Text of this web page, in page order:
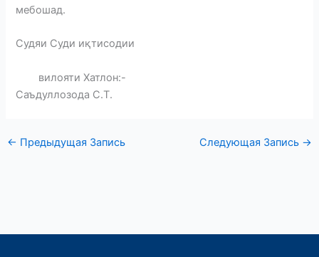
мебошад.
Судяи Суди иқтисодии
вилояти Хатлон:-
Саъдуллозода С.Т.
← Предыдущая Запись Следующая Запись →